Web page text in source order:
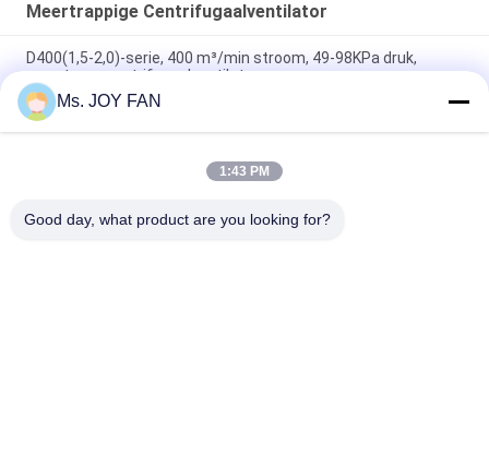
Meertrappige Centrifugaalventilator
D400(1,5-2,0)-serie, 400 m³/min stroom, 49-98KPa druk,
meertraps centrifugaalventilator
D300(1.5-2.0) Serie, 300 m3/min Stroom, temperatuur 20°C. ,
Centrifugeerblazer met meerdere fasen
D250-serie 250 m3/min Inlaatstroomkoppeling Transmissie
Ms. JOY FAN
1:43 PM
Good day, what product are you looking for?